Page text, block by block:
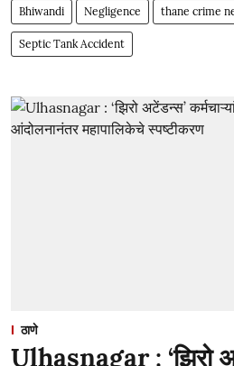
Bhiwandi Negligence thane crime
Septic Tank Accident
ठाणे
Ulhasnagar : ‘झिरो